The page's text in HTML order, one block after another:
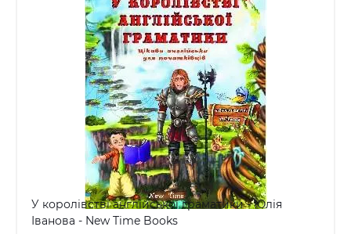
У королівстві англійської граматики - Юлія
Іванова - New Time Books